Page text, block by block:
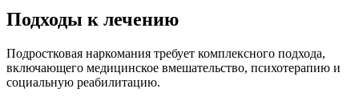
Подходы к лечению
Подростковая наркомания требует комплексного подхода,
включающего медицинское вмешательство, психотерапию и
социальную реабилитацию.